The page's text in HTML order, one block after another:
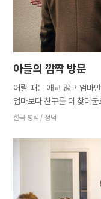
떨어질…
아들의 깜짝 방문
어릴 때는 애교 많고 엄마
엄마보다 친구를 더 찾더
보기 힘들어졌습니다. 자식
아들을 보며 ‘직업 특성상
괜히 서운하기도 했습니다
아니었습니다. 그러던 어
목소리로 전화를 받았더
“아니, 왜?” “엄마 목소리
한국 평택 / 성덕